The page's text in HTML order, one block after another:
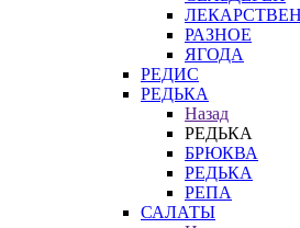
РАЗНОЕ
ЯГОДА
РЕДИС
РЕДЬКА
Назад
РЕДЬКА
БРЮКВА
РЕДЬКА
РЕПА
САЛАТЫ